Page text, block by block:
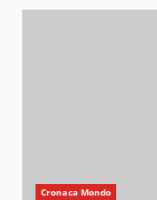
Cronaca Mondo